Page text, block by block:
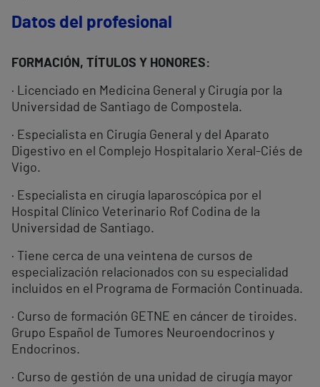
Datos del profesional
FORMACIÓN, TÍTULOS Y HONORES:
· Licenciado en Medicina General y Cirugía por la
Universidad de Santiago de Compostela.
· Especialista en Cirugía General y del Aparato
Digestivo en el Complejo Hospitalario Xeral-Ciés de
Vigo.
· Especialista en cirugía laparoscópica por el
Hospital Clínico Veterinario Rof Codina de la
Universidad de Santiago.
· Tiene cerca de una veintena de cursos de
especialización relacionados con su especialidad
incluidos en el Programa de Formación Continuada.
· Curso de formación GETNE en cáncer de tiroides.
Grupo Español de Tumores Neuroendocrinos y
Endocrinos.
· Curso de gestión de una unidad de cirugía mayor